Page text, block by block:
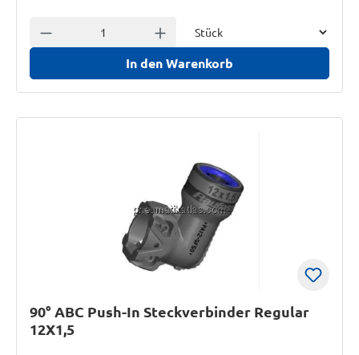
Anzahl verringern Anzahl erhöhen
In den Warenkorb
90° ABC Push-In Steckverbinder Regular
12X1,5